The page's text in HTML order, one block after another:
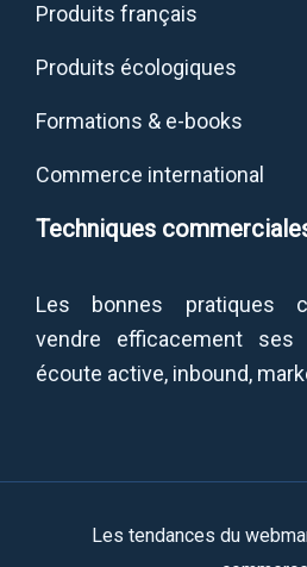
Produits français
Produits écologiques
Formations & e-books
Commerce international
Techniques
Les bonnes pratiques
vendre efficacement ses
écoute active, inbound,
Les tendances du